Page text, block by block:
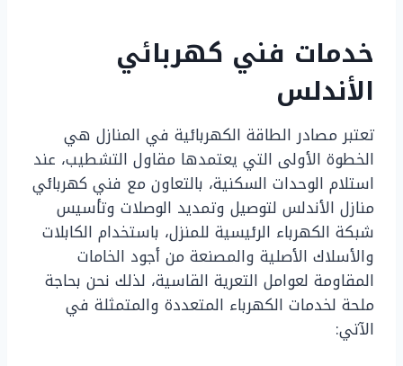
خدمات فني كهربائي
الأندلس
تعتبر مصادر الطاقة الكهربائية في المنازل هي
الخطوة الأولى التي يعتمدها مقاول التشطيب، عند
استلام الوحدات السكنية، بالتعاون مع فني كهربائي
منازل الأندلس لتوصيل وتمديد الوصلات وتأسيس
شبكة الكهرباء الرئيسية للمنزل، باستخدام الكابلات
والأسلاك الأصلية والمصنعة من أجود الخامات
المقاومة لعوامل التعرية القاسية، لذلك نحن بحاجة
ملحة لخدمات الكهرباء المتعددة والمتمثلة في
الآتي: